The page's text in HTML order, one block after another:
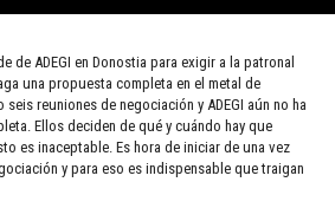
de ADEGI en Donostia para exigir a la patronal
una propuesta completa en el metal de
reuniones de negociación y ADEGI aún no ha
Ellos deciden de qué y cuándo hay que
es inaceptable. Es hora de iniciar de una vez
y para eso es indispensable que traigan